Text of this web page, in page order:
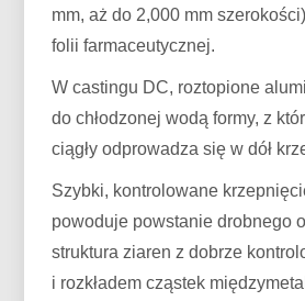
mm, aż do 2,000 mm
folii farmaceutycznej.
W castingu DC, roztopione
do chłodzonej wodą formy, z
ciągły odprowadza się w dół
Szybki, kontrolowane
powoduje powstanie drobnego
struktura ziaren z dobrze
i rozkładem cząstek